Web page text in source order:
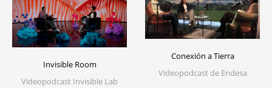
Invisible Room
Videopodcast Invisible Lab
Conexión a Tierra
Videopodcast de Endesa